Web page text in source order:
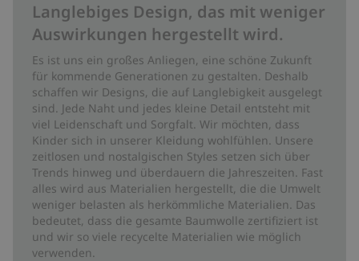
Langlebiges Design, das mit weniger
Auswirkungen hergestellt wird.
Es ist uns ein großes Anliegen, eine schöne Zukunft
für kommende Generationen zu gestalten. Deshalb
schaffen wir Designs, die auf Langlebigkeit ausgelegt
sind. Jede Naht und jedes kleine Detail entsteht mit
viel Leidenschaft und Sorgfalt. Wir möchten, dass
Kinder sich in unserer Kleidung wohlfühlen. Unsere
zeitlosen und nostalgischen Styles setzen sich über
Trends hinweg und überdauern die Jahreszeiten. Fast
alles wird aus Materialien hergestellt, die die Umwelt
weniger belasten als herkömmliche Materialien. Das
bedeutet, dass die gesamte Baumwolle zertifiziert ist
und wir so viele recycelte Materialien wie möglich
verwenden.